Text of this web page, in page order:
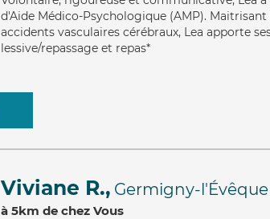
d'Aide Médico-Psychologique (AMP).
accidents vasculaires cérébraux, Lea apporte
lessive/repassage et repas*
Viviane R., Germigny-l'Évêque
à 5km de chez Vous